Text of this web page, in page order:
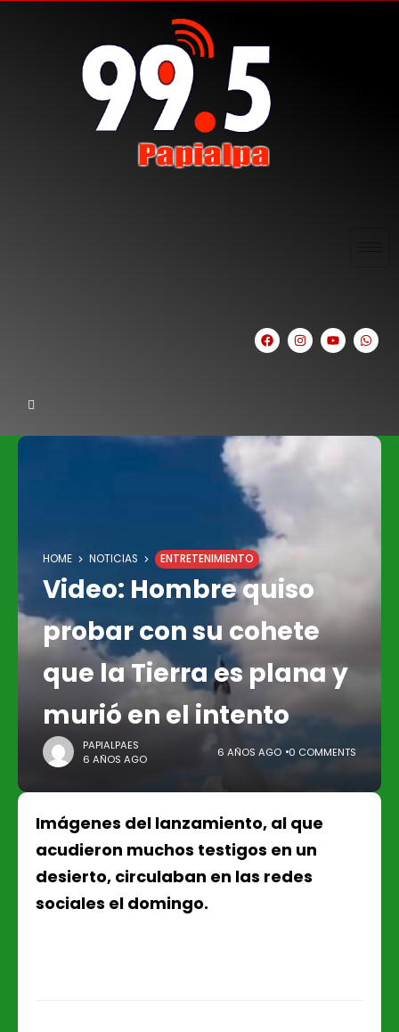
HOME NOTICIAS ENTRETENIMIENTO
Video: Hombre quiso
probar con su cohete
que la Tierra es plana y
murió en el intento
PAPIALPAES
6 AÑOS AGO
6 AÑOS AGO 0 COMMENTS
Imágenes del lanzamiento, al que
acudieron muchos testigos en un
desierto, circulaban en las redes
sociales el domingo.